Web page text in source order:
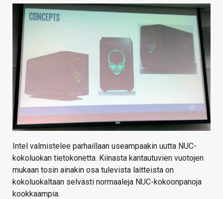
VAIHDA TEEMA
HAKU
Intel valmistelee parhaillaan useampaakin uutta NUC-
kokoluokan tietokonetta. Kiinasta kantautuvien vuotojen
mukaan tosin ainakin osa tulevista laitteista on
kokoluokaltaan selvästi normaaleja NUC-kokoonpanoja
kookkaampia.